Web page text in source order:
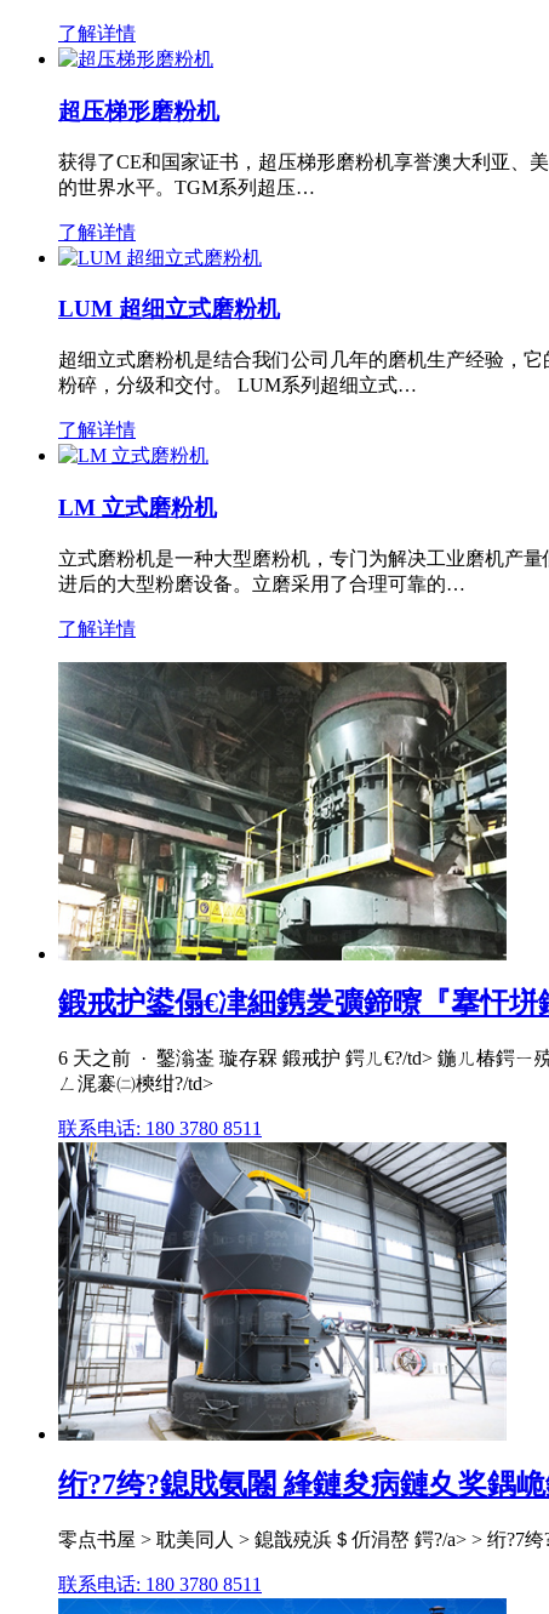
了解详情
超压梯形磨粉机
获得了CE和国家证书，超压梯形磨粉机享誉澳大利亚、
的世界水平。TGM系列超压…
了解详情
LUM 超细立式磨粉机
超细立式磨粉机是结合我们公司几年的磨机生产经验，
粉碎，分级和交付。 LUM系列超细立式…
了解详情
LM 立式磨粉机
立式磨粉机是一种大型磨粉机，专门为解决工业磨机产
进后的大型粉磨设备。立磨采用了合理可靠的…
了解详情
鍛戒护鍙傝€冿細鎸夎彍鍗曢『搴忓垪
6 天之前 · 鑿滃崟 璇存槑 鍛戒护 鍔ㄦ€?/td> 鍦ㄦ椿鍔
ㄥ浘褰㈡樉绀?/td>
联系电话: 180 3780 8511
绗?7绔?鎴戝氨闂 綘鏈夋病鏈夊奖鍝
零点书屋 > 耽美同人 > 鎴戠殑浜＄伒涓嶅 鍔?/a> > 绗?7
联系电话: 180 3780 8511